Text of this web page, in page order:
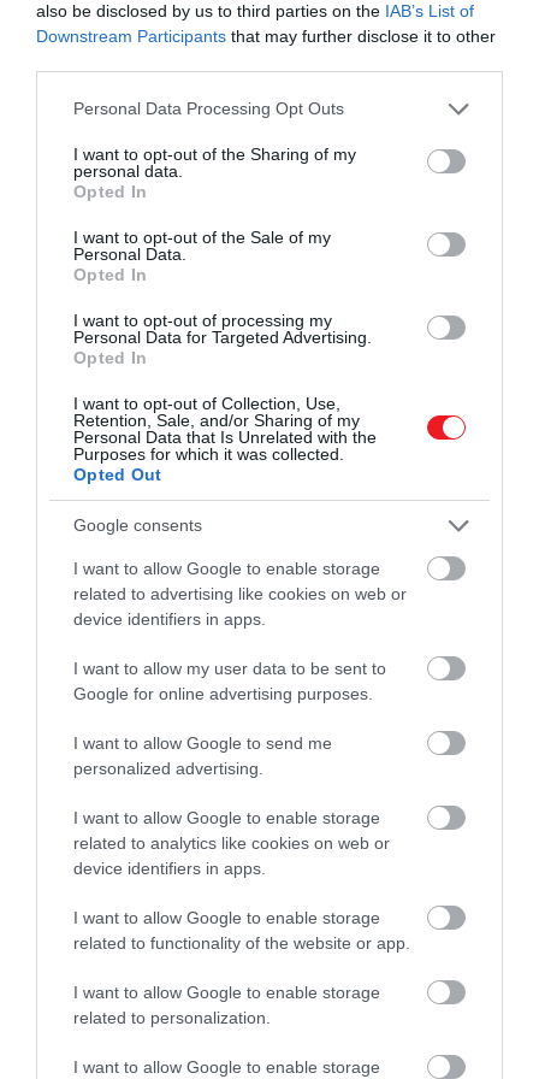
also be disclosed by us to third parties on the IAB’s List of
Downstream Participants that may further disclose it to other
Please note that this website/app uses one or more Google
not limited to your visit or usage behaviour. You may click to
grant or deny consent to Google and its third-party tags to
use your data for below specified purposes in below Google
consent section.
Personal Data Processing Opt Outs
I want to opt-out of the Sharing of my
personal data.
Opted In
I want to opt-out of the Sale of my
Personal Data.
Opted In
I want to opt-out of processing my
Personal Data for Targeted Advertising.
Opted In
I want to opt-out of Collection, Use,
Retention, Sale, and/or Sharing of my
Personal Data that Is Unrelated with the
Purposes for which it was collected.
Opted Out
Google consents
I want to allow Google to enable storage
related to advertising like cookies on web or
device identifiers in apps.
I want to allow my user data to be sent to
Google for online advertising purposes.
I want to allow Google to send me
personalized advertising.
I want to allow Google to enable storage
related to analytics like cookies on web or
device identifiers in apps.
I want to allow Google to enable storage
related to functionality of the website or app.
I want to allow Google to enable storage
related to personalization.
I want to allow Google to enable storage
A lista végén Harry herceg és Meghan hercegné
miközben 65 százalékuk kifejezetten negatív
véleményt fogalmaz meg Meghannal kapcsolatban.
Meghan népszerűségét egyébként 2017 óta mérik
folyamatosan, de ennyire rossz véleménnyel még
sosem volt róla a brit közvélemény.
Ez is érdekelhet!
megemlíteni Harry nevét
A bejegyzés megtekintése az Instagramon